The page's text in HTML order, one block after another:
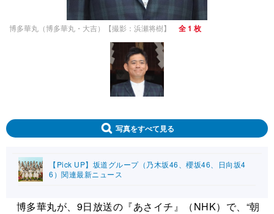
博多華丸（博多華丸・大吉）【撮影：浜瀬将樹】 全 1 枚
写真をすべて見る
【Pick UP】坂道グループ（乃木坂46、櫻坂46、日向坂4
6）関連最新ニュース
博多華丸が、9日放送の『あさイチ』（NHK）で、“朝